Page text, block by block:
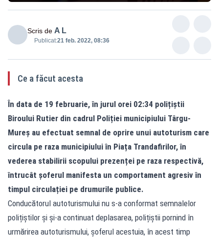
Scris de A L
Publicat:21 feb. 2022, 08:36
Ce a făcut acesta
În data de 19 februarie, în jurul orei 02:34 polițiștii
Biroului Rutier din cadrul Poliției municipiului Târgu-
Mureș au efectuat semnal de oprire unui autoturism care
circula pe raza municipiului în Piața Trandafirilor, în
vederea stabilirii scopului prezenței pe raza respectivă,
întrucât șoferul manifesta un comportament agresiv în
timpul circulației pe drumurile publice.
Conducătorul autoturismului nu s-a conformat semnalelor
polițiștilor și și-a continuat deplasarea, polițiștii pornind în
urmărirea autoturismului, șoferul acestuia, în acest timp